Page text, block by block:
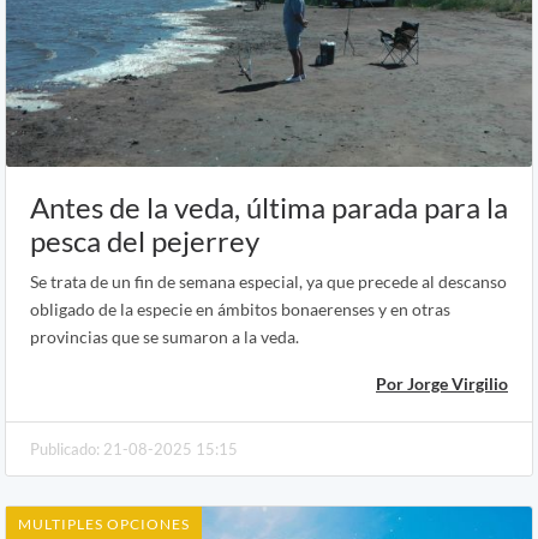
Antes de la veda, última parada para la
pesca del pejerrey
Se trata de un fin de semana especial, ya que precede al descanso
obligado de la especie en ámbitos bonaerenses y en otras
provincias que se sumaron a la veda.
Por Jorge Virgilio
Publicado: 21-08-2025 15:15
MULTIPLES OPCIONES